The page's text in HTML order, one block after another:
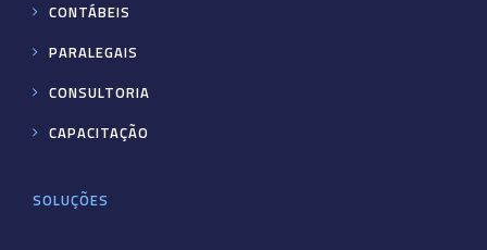
CONTÁBEIS
PARALEGAIS
CONSULTORIA
CAPACITAÇÃO
SOLUÇÕES